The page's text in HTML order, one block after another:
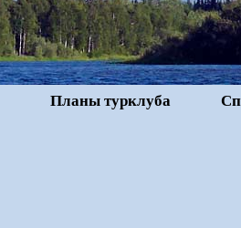
Планы турклуба